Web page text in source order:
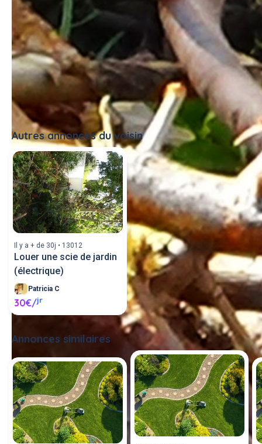
Autres annonces du voisin Tout voir
Il y a + de 30j • 13012
Louer une scie de jardin
(électrique)
Patricia C
30€/jr
Annonces similaires Tout voir